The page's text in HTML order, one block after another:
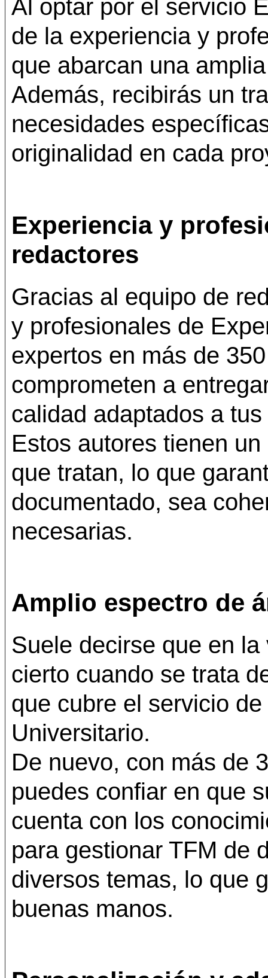
Al optar por el servicio
de la experiencia y
que abarcan una
Además, recibirás un
necesidades
originalidad en cada
Experiencia y
redactores
Gracias al equipo de
y profesionales de
expertos en más de
comprometen a
calidad adaptados a
Estos autores tienen
que tratan, lo que
documentado, sea
necesarias.
Amplio espectro de
Suele decirse que en
cierto cuando se trata
que cubre el servicio
Universitario.
De nuevo, con más de
puedes confiar en que
cuenta con los
para gestionar TFM de
diversos temas, lo que
buenas manos.